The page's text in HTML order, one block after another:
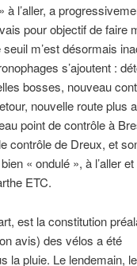
l’aller, a
pour objectif de faire
m’est désormais
s’ajoutent :
bosses, nouveau
nouvelle route plus
point de contrôle à
contrôle de Dreux, et
« ondulé », à l’aller et
ETC.
est la constitution
avis) des vélos a été
la pluie. Le lendemain,